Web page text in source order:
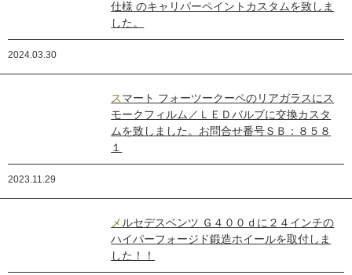
仕様 のキャリパーペイントカスタムを致しま
した。
2024.03.30
スマート フォーツークーペのリアガラスにス
モークフィルム／ＬＥＤバルブに交換カスタ
ムを致しました。お問合せ番号ＳＢ：８５８
１
2023.11.29
メルセデスベンツ Ｇ４００ｄに２４インチの
ハイパーフォージド鍛造ホイールを取付しま
した！！